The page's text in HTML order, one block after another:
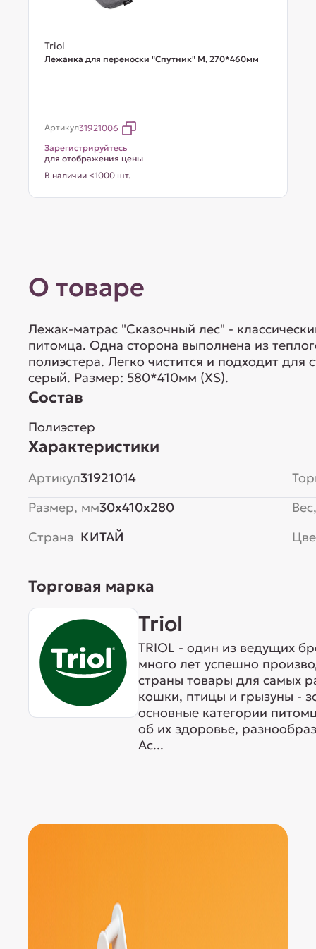
Triol
Лежанка для переноски "Спутник" M, 270*460мм
Артикул31921006
Зарегистрируйтесь
для отображения цены
В наличии <1000 шт.
О товаре
Лежак-матрас "Сказочный лес" -
питомца. Одна сторона выполнена из
полиэстера. Легко чистится и подходит
серый. Размер: 580*410мм (XS).
Состав
Полиэстер
Характеристики
Артикул31921014
Размер, мм30x410x280
Страна КИТАЙ
Торговая марка
Triol
TRIOL - один из ведущих
много лет успешно
страны товары для самых
кошки, птицы и грызуны -
основные категории
об их здоровье,
Ас...